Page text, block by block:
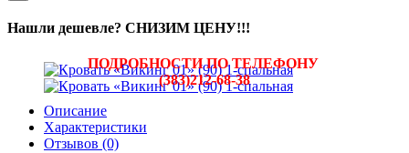
Нашли дешевле? СНИЗИМ ЦЕНУ!!!
ПОДРОБНОСТИ ПО ТЕЛЕФОНУ
(383)212-68-38
Описание
Характеристики
Отзывов (0)